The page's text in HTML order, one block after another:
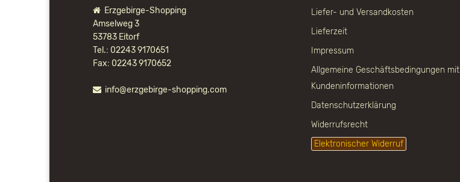
Erzgebirge-Shopping
Amselweg 3
53783 Eitorf
Tel.: 02243 9170651
Fax: 02243 9170652
info@erzgebirge-shopping.com
Liefer- und Versandkosten
Lieferzeit
Impressum
Allgemeine Geschäftsbedingungen mit
Kundeninformationen
Datenschutzerklärung
Widerrufsrecht
Elektronischer Widerruf